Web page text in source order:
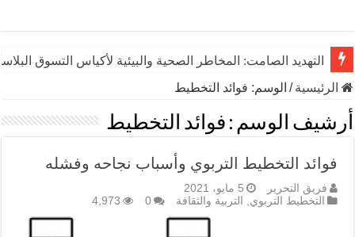
التهديد الصامت: المخاطر الصحية والبيئية لأكياس التسوق
الرئيسية/ الوسم: فوائد التخطيط
أرشيف الوسم : فوائد التخطيط
فوائد التخطيط التربوي وأسباب نجاحه وفشله
فريق التحرير
5 مايو، 2021
التخطيط التربوي, التربية والثقافة 0
4,973